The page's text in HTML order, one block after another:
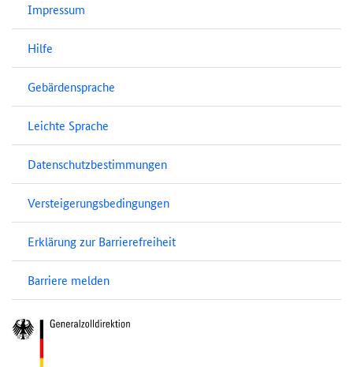
Impressum
Hilfe
Gebärdensprache
Leichte Sprache
Datenschutzbestimmungen
Versteigerungsbedingungen
Erklärung zur Barrierefreiheit
Barriere melden